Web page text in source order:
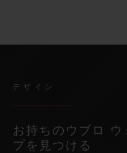
デザイン
お持ちのウブロ ウ
プを見つける